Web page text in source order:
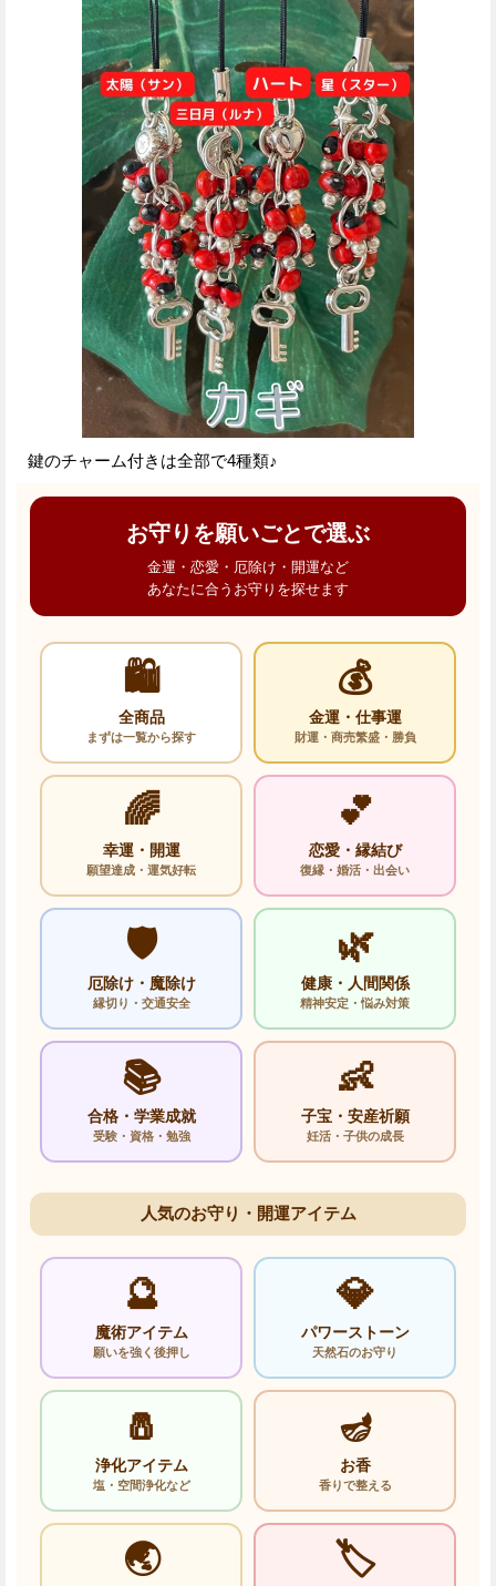
鍵のチャーム付きは全部で4種類♪
お守りを願いごとで選ぶ
金運・恋愛・厄除け・開運など
あなたに合うお守りを探せます
🛍️
全商品
まずは一覧から探す
💰
金運・仕事運
財運・商売繁盛・勝負
🌈
幸運・開運
願望達成・運気好転
💕
恋愛・縁結び
復縁・婚活・出会い
🛡️
厄除け・魔除け
縁切り・交通安全
🌿
健康・人間関係
精神安定・悩み対策
📚
合格・学業成就
受験・資格・勉強
👶
子宝・安産祈願
妊活・子供の成長
人気のお守り・開運アイテム
🔮
魔術アイテム
願いを強く後押し
💎
パワーストーン
天然石のお守り
🧂
浄化アイテム
塩・空間浄化など
🪔
お香
香りで整える
🌏 🏷️